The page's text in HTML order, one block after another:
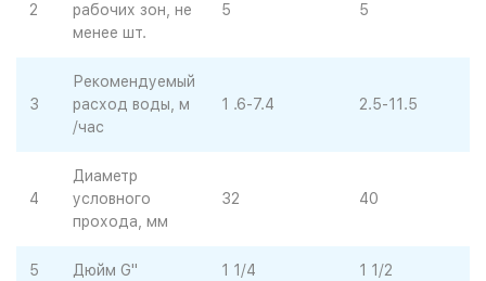
2
рабочих зон, не
менее шт.
5 5
3
Рекомендуемый
расход воды, м
/час
1 .6-7.4 2.5-11.5
4
Диаметр
условного
прохода, мм
32 40
5 Дюйм G" 1 1/4 1 1/2